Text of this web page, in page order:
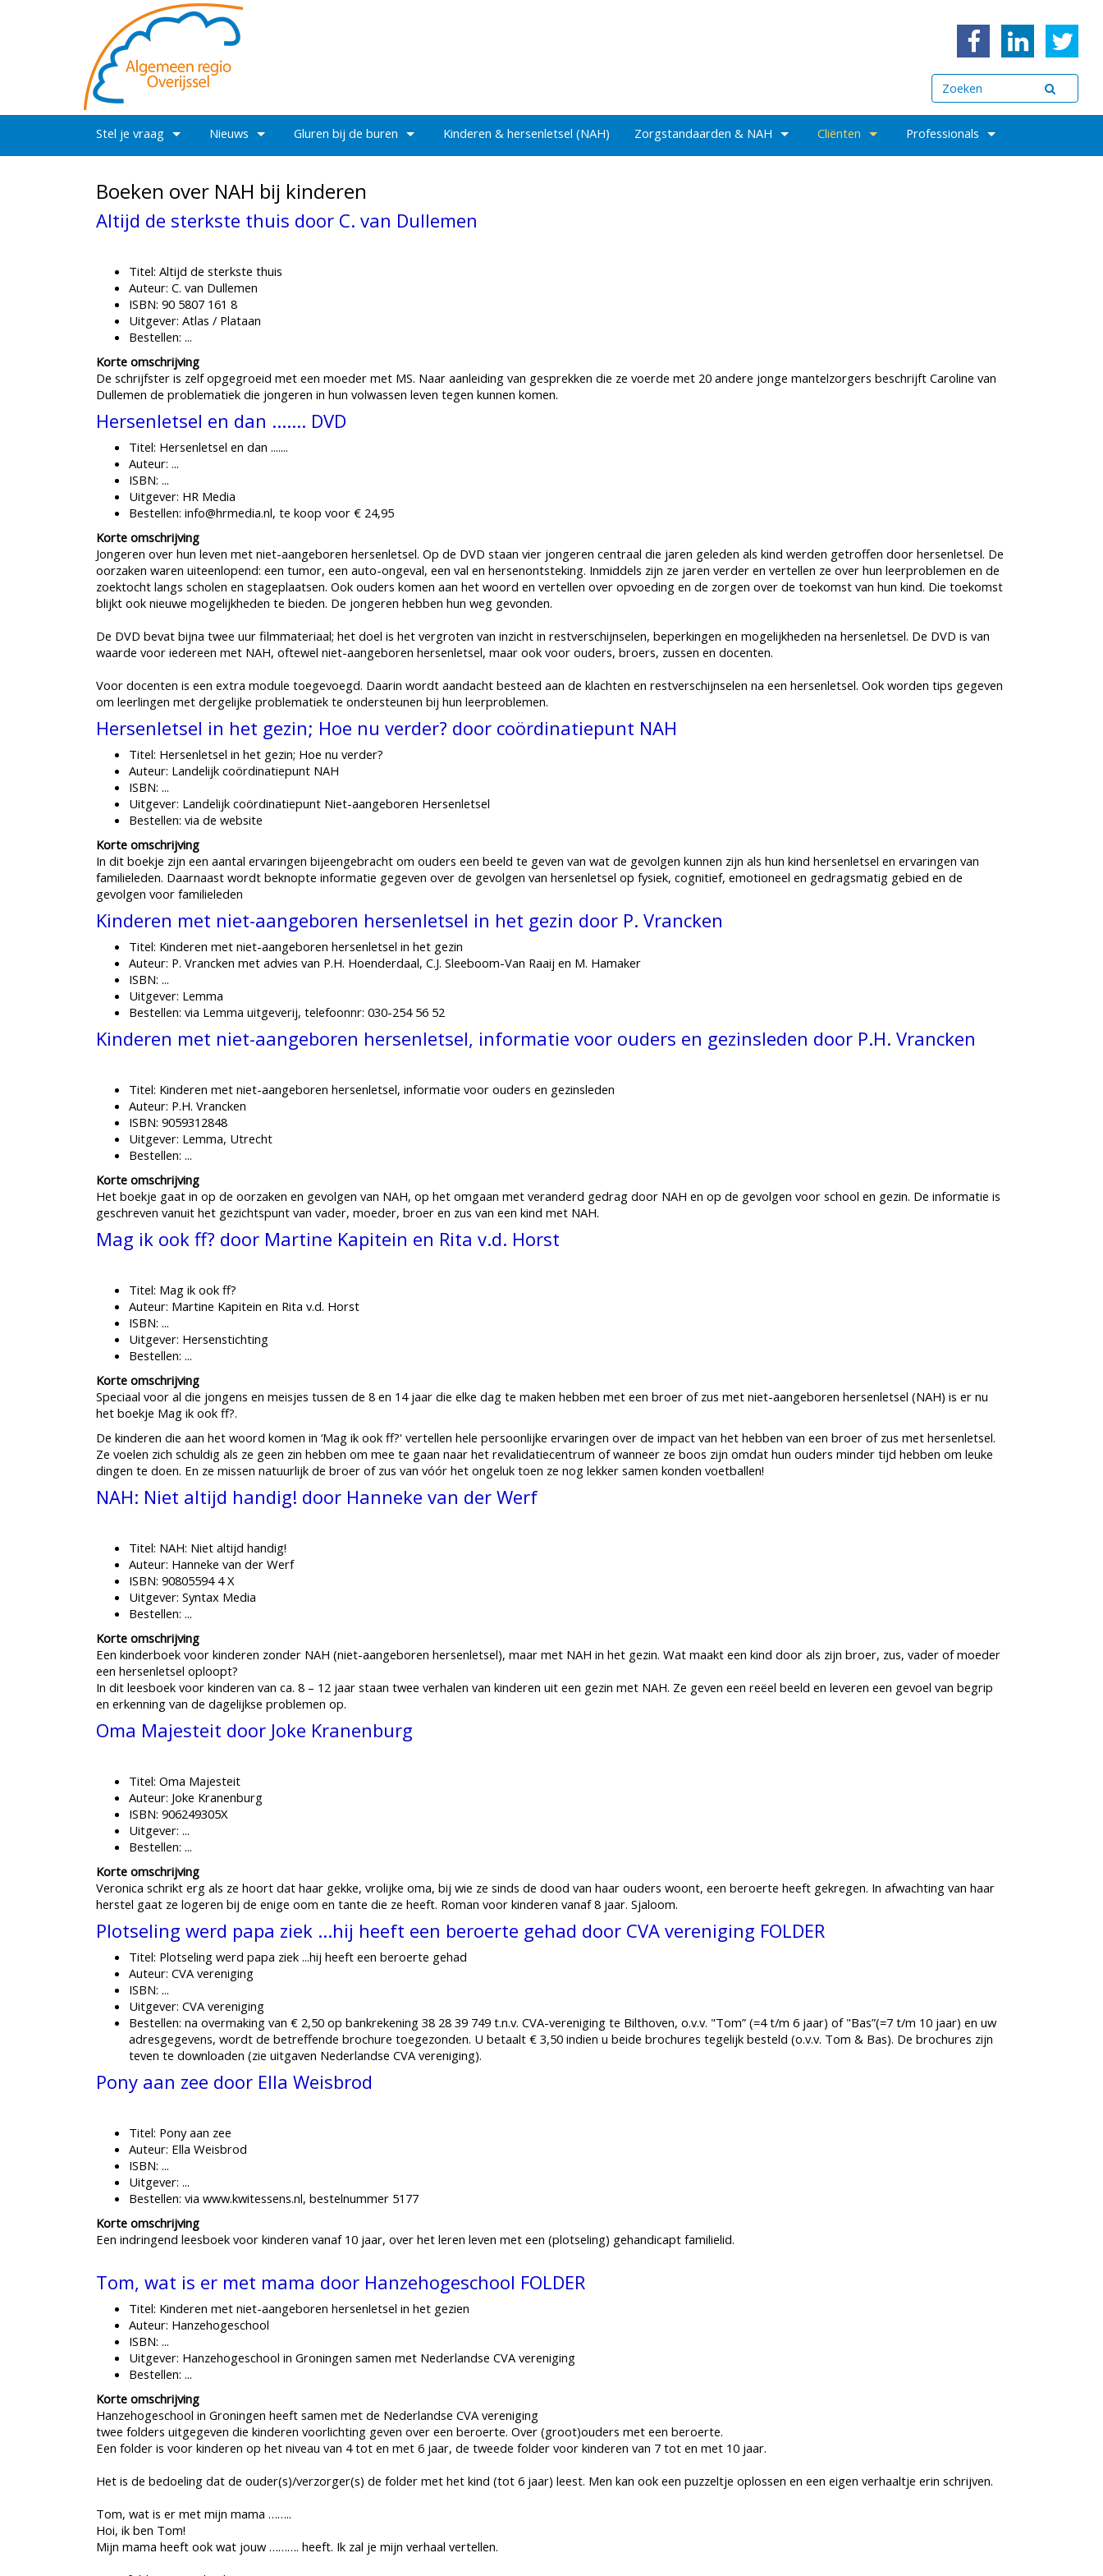
Stel je vraag Nieuws Gluren bij de buren Kinderen & hersenletsel (NAH) Zorgstandaarden & NAH Cliënten Professionals
Boeken over NAH bij kinderen
Altijd de sterkste thuis door C. van Dullemen
Titel: Altijd de sterkste thuis
Auteur: C. van Dullemen
ISBN: 90 5807 161 8
Uitgever: Atlas / Plataan
Bestellen: ...
Korte omschrijving
De schrijfster is zelf opgegroeid met een moeder met MS. Naar aanleiding van gesprekken die ze voerde met 20 andere jonge mantelzorgers beschrijft Caroline van
Dullemen de problematiek die jongeren in hun volwassen leven tegen kunnen komen.
Hersenletsel en dan ....... DVD
Titel: Hersenletsel en dan .......
Auteur: ...
ISBN: ...
Uitgever: HR Media
Bestellen: info@hrmedia.nl, te koop voor € 24,95
Korte omschrijving
Jongeren over hun leven met niet-aangeboren hersenletsel. Op de DVD staan vier jongeren centraal die jaren geleden als kind werden getroffen door hersenletsel. De
oorzaken waren uiteenlopend: een tumor, een auto-ongeval, een val en hersenontsteking. Inmiddels zijn ze jaren verder en vertellen ze over hun leerproblemen en de
zoektocht langs scholen en stageplaatsen. Ook ouders komen aan het woord en vertellen over opvoeding en de zorgen over de toekomst van hun kind. Die toekomst
blijkt ook nieuwe mogelijkheden te bieden. De jongeren hebben hun weg gevonden.
De DVD bevat bijna twee uur filmmateriaal; het doel is het vergroten van inzicht in restverschijnselen, beperkingen en mogelijkheden na hersenletsel. De DVD is van
waarde voor iedereen met NAH, oftewel niet-aangeboren hersenletsel, maar ook voor ouders, broers, zussen en docenten.
Voor docenten is een extra module toegevoegd. Daarin wordt aandacht besteed aan de klachten en restverschijnselen na een hersenletsel. Ook worden tips gegeven
om leerlingen met dergelijke problematiek te ondersteunen bij hun leerproblemen.
Hersenletsel in het gezin; Hoe nu verder? door coördinatiepunt NAH
Titel: Hersenletsel in het gezin; Hoe nu verder?
Auteur: Landelijk coördinatiepunt NAH
ISBN: ...
Uitgever: Landelijk coördinatiepunt Niet-aangeboren Hersenletsel
Bestellen: via de website
Korte omschrijving
In dit boekje zijn een aantal ervaringen bijeengebracht om ouders een beeld te geven van wat de gevolgen kunnen zijn als hun kind hersenletsel en ervaringen van
familieleden. Daarnaast wordt beknopte informatie gegeven over de gevolgen van hersenletsel op fysiek, cognitief, emotioneel en gedragsmatig gebied en de
gevolgen voor familieleden
Kinderen met niet-aangeboren hersenletsel in het gezin door P. Vrancken
Titel: Kinderen met niet-aangeboren hersenletsel in het gezin
Auteur: P. Vrancken met advies van P.H. Hoenderdaal, C.J. Sleeboom-Van Raaij en M. Hamaker
ISBN: ...
Uitgever: Lemma
Bestellen: via Lemma uitgeverij, telefoonnr: 030-254 56 52
Kinderen met niet-aangeboren hersenletsel, informatie voor ouders en gezinsleden door P.H. Vrancken
Titel: Kinderen met niet-aangeboren hersenletsel, informatie voor ouders en gezinsleden
Auteur: P.H. Vrancken
ISBN: 9059312848
Uitgever: Lemma, Utrecht
Bestellen: ...
Korte omschrijving
Het boekje gaat in op de oorzaken en gevolgen van NAH, op het omgaan met veranderd gedrag door NAH en op de gevolgen voor school en gezin. De informatie is
geschreven vanuit het gezichtspunt van vader, moeder, broer en zus van een kind met NAH.
Mag ik ook ff? door Martine Kapitein en Rita v.d. Horst
Titel: Mag ik ook ff?
Auteur: Martine Kapitein en Rita v.d. Horst
ISBN: ...
Uitgever: Hersenstichting
Bestellen: ...
Korte omschrijving
Speciaal voor al die jongens en meisjes tussen de 8 en 14 jaar die elke dag te maken hebben met een broer of zus met niet-aangeboren hersenletsel (NAH) is er nu
het boekje Mag ik ook ff?.
De kinderen die aan het woord komen in ‘Mag ik ook ff?' vertellen hele persoonlijke ervaringen over de impact van het hebben van een broer of zus met hersenletsel.
Ze voelen zich schuldig als ze geen zin hebben om mee te gaan naar het revalidatiecentrum of wanneer ze boos zijn omdat hun ouders minder tijd hebben om leuke
dingen te doen. En ze missen natuurlijk de broer of zus van vóór het ongeluk toen ze nog lekker samen konden voetballen!
NAH: Niet altijd handig! door Hanneke van der Werf
Titel: NAH: Niet altijd handig!
Auteur: Hanneke van der Werf
ISBN: 90805594 4 X
Uitgever: Syntax Media
Bestellen: ...
Korte omschrijving
Een kinderboek voor kinderen zonder NAH (niet-aangeboren hersenletsel), maar met NAH in het gezin. Wat maakt een kind door als zijn broer, zus, vader of moeder
een hersenletsel oploopt?
In dit leesboek voor kinderen van ca. 8 – 12 jaar staan twee verhalen van kinderen uit een gezin met NAH. Ze geven een reëel beeld en leveren een gevoel van begrip
en erkenning van de dagelijkse problemen op.
Oma Majesteit door Joke Kranenburg
Titel: Oma Majesteit
Auteur: Joke Kranenburg
ISBN: 906249305X
Uitgever: ...
Bestellen: ...
Korte omschrijving
Veronica schrikt erg als ze hoort dat haar gekke, vrolijke oma, bij wie ze sinds de dood van haar ouders woont, een beroerte heeft gekregen. In afwachting van haar
herstel gaat ze logeren bij de enige oom en tante die ze heeft. Roman voor kinderen vanaf 8 jaar. Sjaloom.
Plotseling werd papa ziek ...hij heeft een beroerte gehad door CVA vereniging FOLDER
Titel: Plotseling werd papa ziek ...hij heeft een beroerte gehad
Auteur: CVA vereniging
ISBN: ...
Uitgever: CVA vereniging
Bestellen: na overmaking van € 2,50 op bankrekening 38 28 39 749 t.n.v. CVA-vereniging te Bilthoven, o.v.v. "Tom” (=4 t/m 6 jaar) of "Bas”(=7 t/m 10 jaar) en uw
adresgegevens, wordt de betreffende brochure toegezonden. U betaalt € 3,50 indien u beide brochures tegelijk besteld (o.v.v. Tom & Bas). De brochures zijn
teven te downloaden (zie uitgaven Nederlandse CVA vereniging).
Pony aan zee door Ella Weisbrod
Titel: Pony aan zee
Auteur: Ella Weisbrod
ISBN: ...
Uitgever: ...
Bestellen: via www.kwitessens.nl, bestelnummer 5177
Korte omschrijving
Een indringend leesboek voor kinderen vanaf 10 jaar, over het leren leven met een (plotseling) gehandicapt familielid.
Tom, wat is er met mama door Hanzehogeschool FOLDER
Titel: Kinderen met niet-aangeboren hersenletsel in het gezien
Auteur: Hanzehogeschool
ISBN: ...
Uitgever: Hanzehogeschool in Groningen samen met Nederlandse CVA vereniging
Bestellen: ...
Korte omschrijving
Hanzehogeschool in Groningen heeft samen met de Nederlandse CVA vereniging
twee folders uitgegeven die kinderen voorlichting geven over een beroerte. Over (groot)ouders met een beroerte.
Een folder is voor kinderen op het niveau van 4 tot en met 6 jaar, de tweede folder voor kinderen van 7 tot en met 10 jaar.
Het is de bedoeling dat de ouder(s)/verzorger(s) de folder met het kind (tot 6 jaar) leest. Men kan ook een puzzeltje oplossen en een eigen verhaaltje erin schrijven.
Tom, wat is er met mijn mama ……..
Hoi, ik ben Tom!
Mijn mama heeft ook wat jouw ………. heeft. Ik zal je mijn verhaal vertellen.